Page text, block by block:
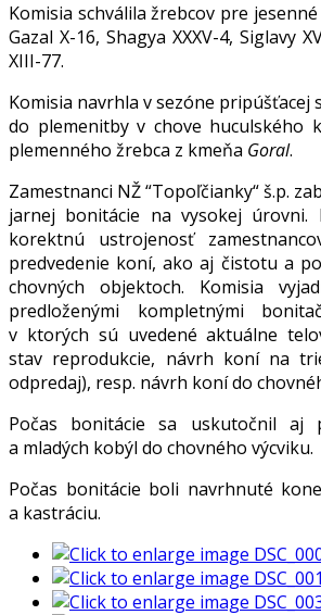
Komisia schválila žrebcov pre
Gazal X-16, Shagya XXXV-4, Siglavy
XIII-77.
Komisia navrhla v sezóne pripúšťacej
do plemenitby v chove huculského
plemenného žrebca z kmeňa Goral.
Zamestnanci NŽ “Topoľčianky“ š.p.
jarnej bonitácie na vysokej úrovni.
korektnú ustrojenosť
predvedenie koní, ako aj čistotu a
chovných objektoch. Komisia
predloženými kompletnými
v ktorých sú uvedené aktuálne
stav reprodukcie, návrh koní na
odpredaj), resp. návrh koní do
Počas bonitácie sa uskutočnil aj
a mladých kobýl do chovného výcviku.
Počas bonitácie boli navrhnuté
a kastráciu.